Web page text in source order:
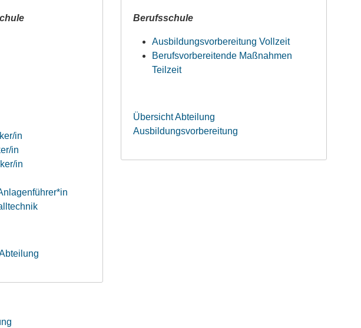
in
in
in
Berufsschule
Ausbildungsvorbereitung Vollzeit
Berufsvorbereitende Maßnahmen
Teilzeit
Übersicht Abteilung
Ausbildungsvorbereitung